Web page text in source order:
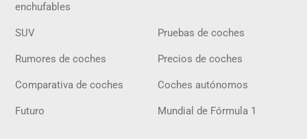
enchufables
SUV Pruebas de coches
Rumores de coches Precios de coches
Comparativa de coches Coches autónomos
Futuro Mundial de Fórmula 1